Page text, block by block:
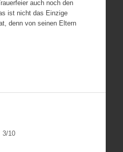
auch noch den
ist nicht das Einzige
denn von seinen Eltern
3/10